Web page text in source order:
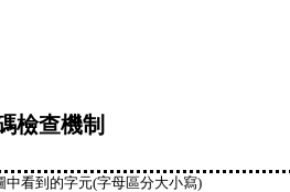
檢查機制
中看到的字元(字母區分大小寫)